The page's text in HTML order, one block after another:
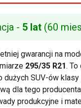
- 5 lat (60
gwarancji na
295/35 R21. To
dużych SUV-ów klasy
dla tego
produkcyjne i